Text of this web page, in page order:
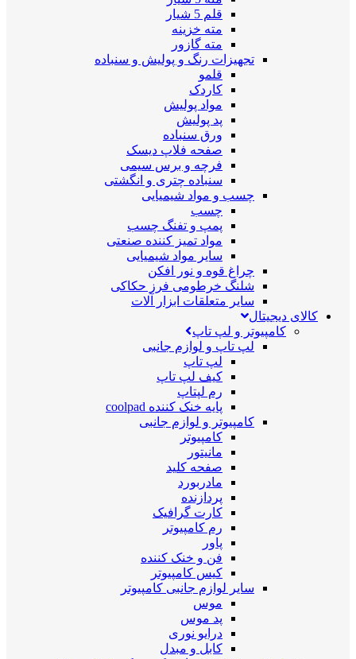
قلم 5 شیار
مته خزینه
مته گازور
تجهیزات رنگ و پولیش و سنباده
قلمو
کاردک
مواد پولیش
پد پولیش
ورق سنباده
صفحه فلاپ دیسک
فرچه و برس سیمی
سنباده چتری و انگشتی
چسب و مواد شیمیایی
چسب
پمپ و تفنگ چسب
مواد تمیز کننده صنعتی
سایر مواد شیمیایی
چراغ قوه و نور افکن
شلنگ خرطومی فرز حکاکی
سایر متعلقات ابزار آلات
کالای دیجیتال
کامپیوتر و لپ تاپ
لپ تاپ و لوازم جانبی
لپ تاپ
کیف لپ تاپ
رم لپتاپ
پایه خنک کننده coolpad
کامپیوتر و لوازم جانبی
کامپیوتر
مانیتور
صفحه کلید
مادربورد
پردازنده
کارت گرافیک
رم کامپیوتر
پاور
فن و خنک کننده
کیس کامپیوتر
سایر لوازم جانبی کامپیوتر
موس
پد موس
درایو نوری
کابل و مبدل